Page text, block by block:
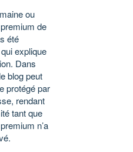
ou
de
été
explique
Dans
blog peut
protégé par
rendant
tant que
n’a